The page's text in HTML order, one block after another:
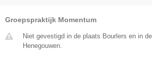
Groepspraktijk Momentum
Niet gevestigd in de plaats Bourlers en in
Henegouwen.